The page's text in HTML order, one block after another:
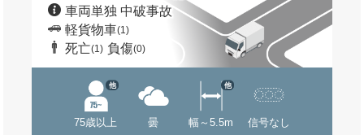
車両単独 中破事故
軽貨物車(1)
死亡(1) 負傷(0)
75歳以上
他
曇 幅～5.5m
他
信号なし